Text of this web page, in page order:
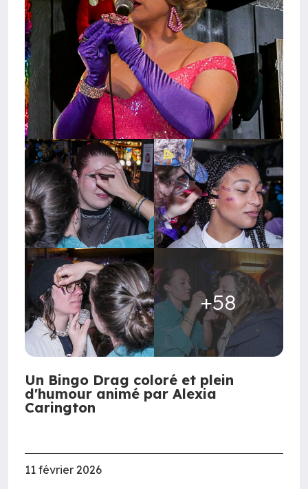
+58
Un Bingo Drag coloré et plein
d'humour animé par Alexia
Carington
11 février 2026